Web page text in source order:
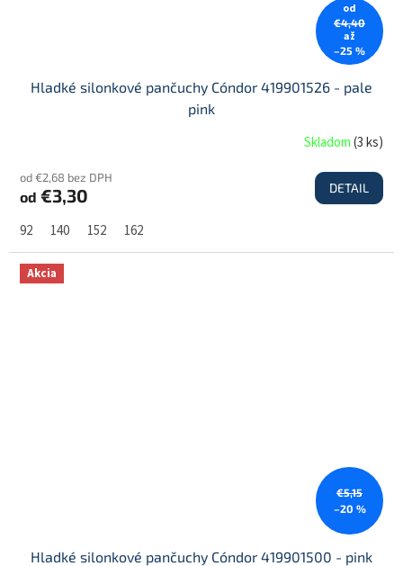
od
€4,40
až
–25 %
Hladké silonkové pančuchy Cóndor 419901526 - pale
pink
Skladom(3 ks)
od €2,68 bez DPH
od €3,30 DETAIL
92 140 152 162
Akcia
€5,15
–20 %
Hladké silonkové pančuchy Cóndor 419901500 - pink